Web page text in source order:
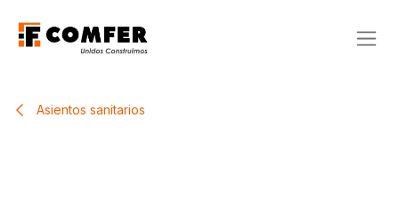
Asientos sanitarios